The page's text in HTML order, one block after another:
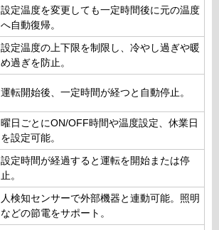
設定温度を変更しても一定時間後に元の温度
へ自動復帰。
設定温度の上下限を制限し、冷やし過ぎや暖
め過ぎを防止。
運転開始後、一定時間が経つと自動停止。
曜日ごとにON/OFF時間や温度設定、休業日
を設定可能。
設定時間が経過すると運転を開始または停
止。
人検知センサーで外部機器と連動可能。照明
などの節電をサポート。